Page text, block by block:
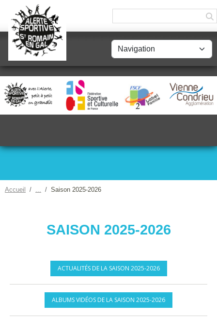
Accueil Saison 2025-2026
SAISON 2025-2026
ACTUALITÉS DE LA SAISON 2025-2026
ALBUMS VIDÉOS DE LA SAISON 2025-2026
Panneau de gestion des cookies